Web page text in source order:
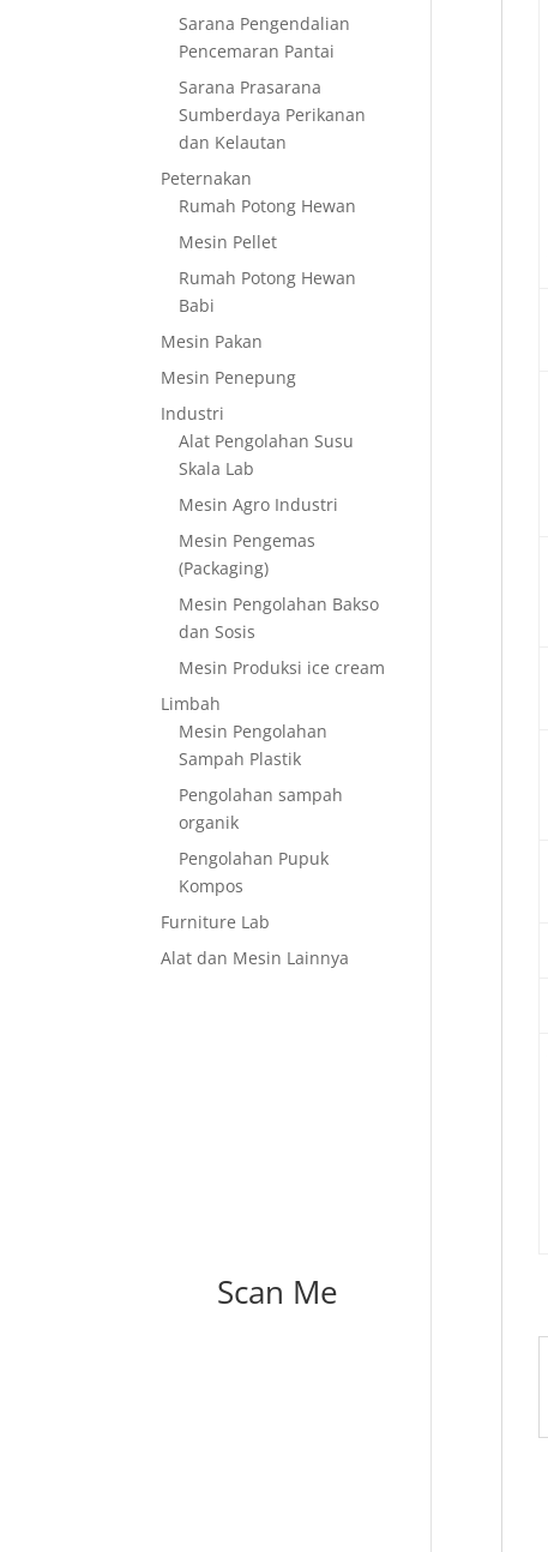
Sarana Pengendalian
Pencemaran Pantai
Sarana Prasarana
Sumberdaya Perikanan
dan Kelautan
Peternakan
Rumah Potong Hewan
Mesin Pellet
Rumah Potong Hewan
Babi
Mesin Pakan
Mesin Penepung
Industri
Alat Pengolahan Susu
Skala Lab
Mesin Agro Industri
Mesin Pengemas
(Packaging)
Mesin Pengolahan Bakso
dan Sosis
Mesin Produksi ice cream
Limbah
Mesin Pengolahan
Sampah Plastik
Pengolahan sampah
organik
Pengolahan Pupuk
Kompos
Furniture Lab
Alat dan Mesin Lainnya
Scan Me